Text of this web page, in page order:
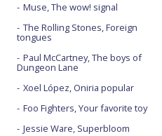
Muse, The wow! signal
The Rolling Stones, Foreign
tongues
Paul McCartney, The boys of
Dungeon Lane
Xoel López, Oniria popular
Foo Fighters, Your favorite toy
Jessie Ware, Superbloom